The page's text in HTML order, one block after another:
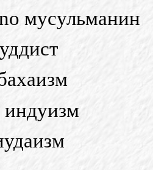
мусульманин
индуизм